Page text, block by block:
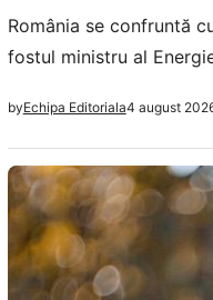
România se confruntă
fostul ministru al
euro.
byEchipa Editoriala4 august